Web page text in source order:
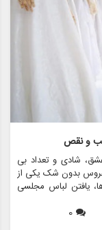
و نقص
شادی و تعداد بی
عروس بدون شک یکی از
یافتن لباس مجلسی
اینجاست که مفهوم
0